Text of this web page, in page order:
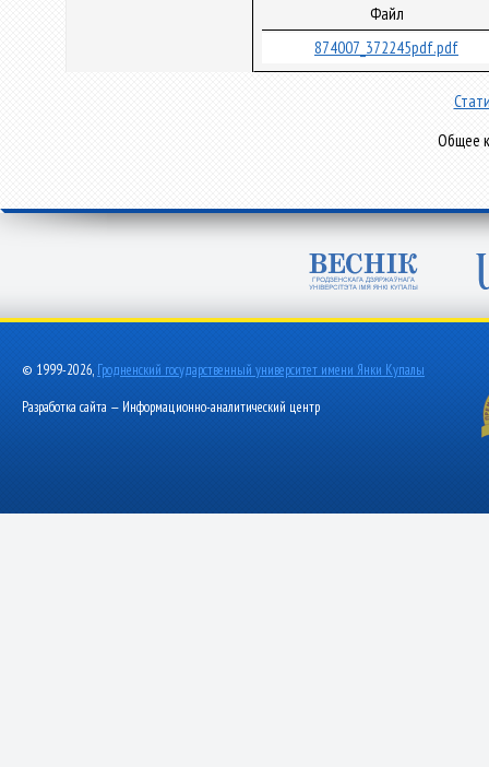
Файл
874007_372245pdf.pdf
Общее
© 1999-2026, Гродненский государственный университет имени Янки Купалы
Разработка сайта — Информационно-аналитический центр